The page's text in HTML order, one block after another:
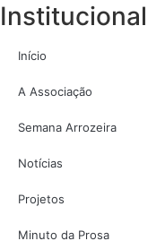
Institucional
Início
A Associação
Semana Arrozeira
Notícias
Projetos
Minuto da Prosa